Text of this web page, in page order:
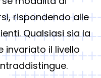
rispondendo alle
Qualsiasi sia la
invariato il livello